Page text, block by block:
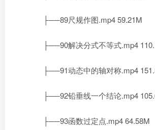
├──89尺规作图.mp4 59.21M
├──90解决分式不等式.mp4
├──91动态中的轴对称.mp4
├──92铅垂线一个结论.mp4
├──93函数过定点.mp4 64.58M